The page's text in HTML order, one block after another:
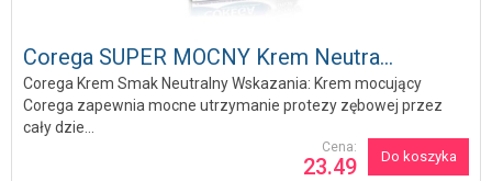
Corega SUPER MOCNY Krem Neutra...
Corega Krem Smak Neutralny Wskazania: Krem mocujący
Corega zapewnia mocne utrzymanie protezy zębowej przez
cały dzie...
Do koszyka
Cena:
23.49